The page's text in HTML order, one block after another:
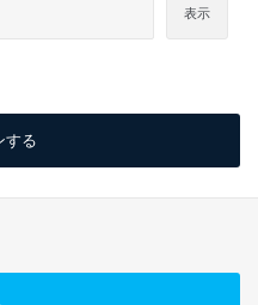
表示